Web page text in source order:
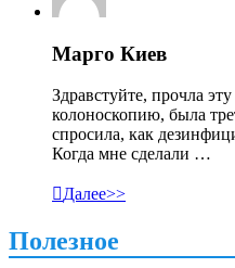
Марго Киев
Здравстуйте, прочла
колоноскопию, была
спросила, как
Когда мне сделали …
Далее>>
Полезное